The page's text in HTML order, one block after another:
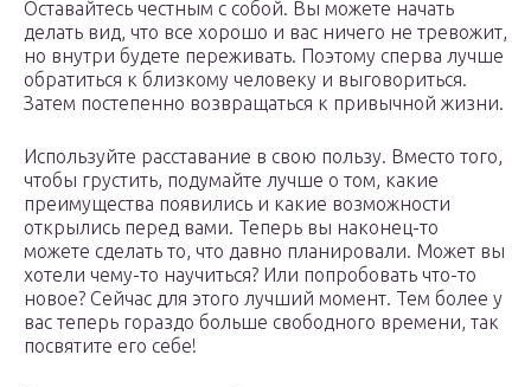
Оставайтесь честным с собой. Вы можете начать
делать вид, что все хорошо и вас ничего не тревожит,
но внутри будете переживать. Поэтому сперва лучше
обратиться к близкому человеку и выговориться.
Затем постепенно возвращаться к привычной жизни.
Используйте расставание в свою пользу. Вместо того,
чтобы грустить, подумайте лучше о том, какие
преимущества появились и какие возможности
открылись перед вами. Теперь вы наконец-то
можете сделать то, что давно планировали. Может вы
хотели чему-то научиться? Или попробовать что-то
новое? Сейчас для этого лучший момент. Тем более у
вас теперь гораздо больше свободного времени, так
посвятите его себе!